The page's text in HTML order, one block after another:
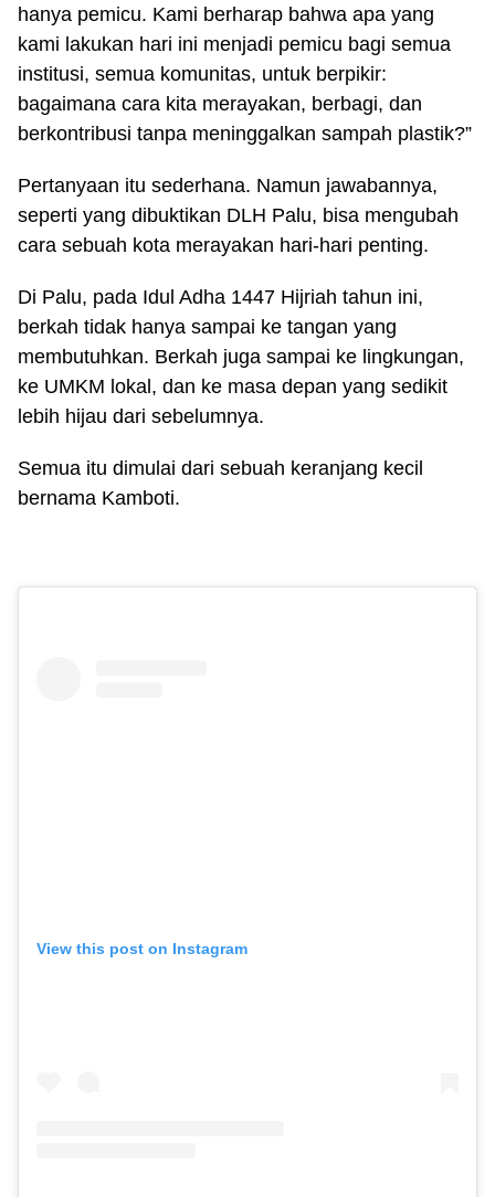
hanya pemicu. Kami berharap bahwa apa yang
kami lakukan hari ini menjadi pemicu bagi semua
institusi, semua komunitas, untuk berpikir:
bagaimana cara kita merayakan, berbagi, dan
berkontribusi tanpa meninggalkan sampah plastik?”
Pertanyaan itu sederhana. Namun jawabannya,
seperti yang dibuktikan DLH Palu, bisa mengubah
cara sebuah kota merayakan hari-hari penting.
Di Palu, pada Idul Adha 1447 Hijriah tahun ini,
berkah tidak hanya sampai ke tangan yang
membutuhkan. Berkah juga sampai ke lingkungan,
ke UMKM lokal, dan ke masa depan yang sedikit
lebih hijau dari sebelumnya.
Semua itu dimulai dari sebuah keranjang kecil
bernama Kamboti.
View this post on Instagram